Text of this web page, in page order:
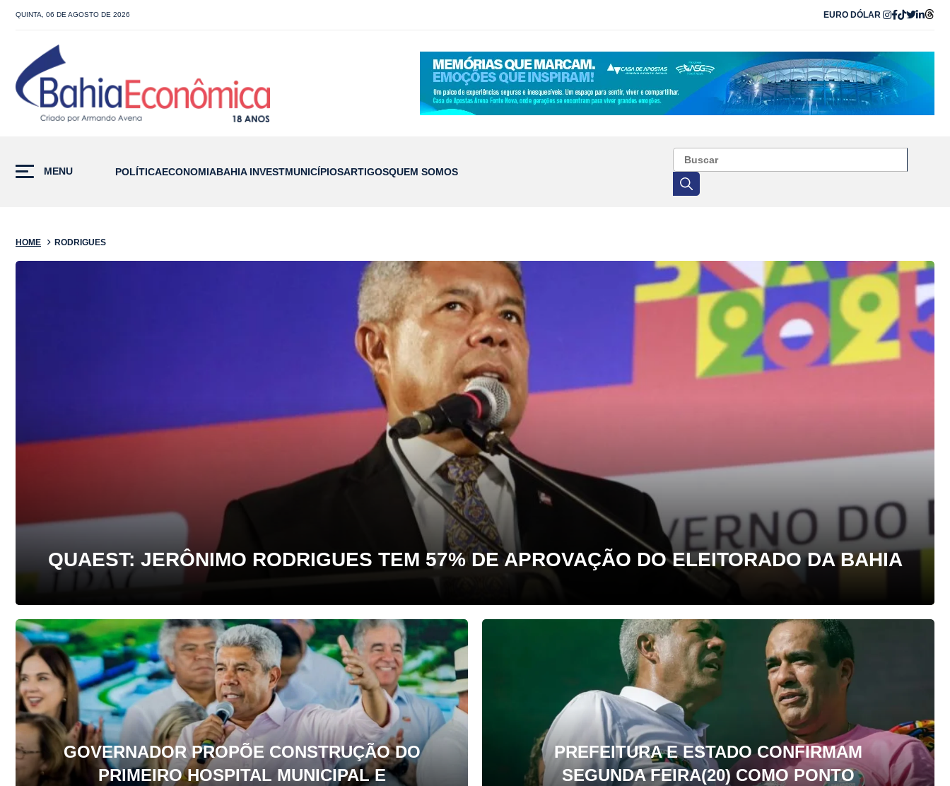
QUINTA, 06 DE AGOSTO DE 2026 EURO DÓLAR
MENU POLÍTICAECONOMIABAHIA INVESTMUNICÍPIOSARTIGOSQUEM SOMOS
HOME RODRIGUES
QUAEST: JERÔNIMO RODRIGUES TEM 57% DE APROVAÇÃO DO ELEITORADO DA BAHIA
GOVERNADOR PROPÕE CONSTRUÇÃO DO
PRIMEIRO HOSPITAL MUNICIPAL E
PREFEITURA E ESTADO CONFIRMAM
SEGUNDA FEIRA(20) COMO PONTO